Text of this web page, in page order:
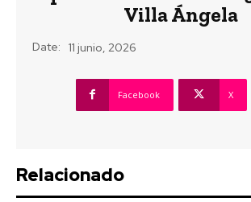
Villa Ángela
Date: 11 junio, 2026
Facebook X
Relacionado